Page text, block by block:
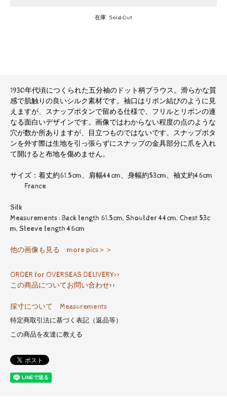
在庫 Sold Out
1930年代頃につくられた五分袖のドット柄ブラウス。滑らかな質
感で肌触りの良いシルク素材です。袖口はリボン結びのように見
えますが、スナップボタンで留める仕様で、フリルとリボンの連
なる面白いデザインです。画像ではわからない程度の点のような
穴が数か所ありますが、目立つものではないです。スナップボタ
ンを外す際は生地を引っ張らずにスナップの金具部分に爪を入れ
て開けると布地を傷めません。
サイズ：着丈約61.5cm、肩幅44cm、身幅約53cm、袖丈約46cm
France
Silk
Measurements : Back length 61.5cm, Shoulder 44cm, Chest 53c
m, Sleeve length 46cm
他の画像も見る more pics＞＞
ORDER for OVERSEAS DELIVERY>>
この商品についてお問い合わせ>>
採寸について Measurements
特定商取引法に基づく表記（返品等）
この商品を友達に教える